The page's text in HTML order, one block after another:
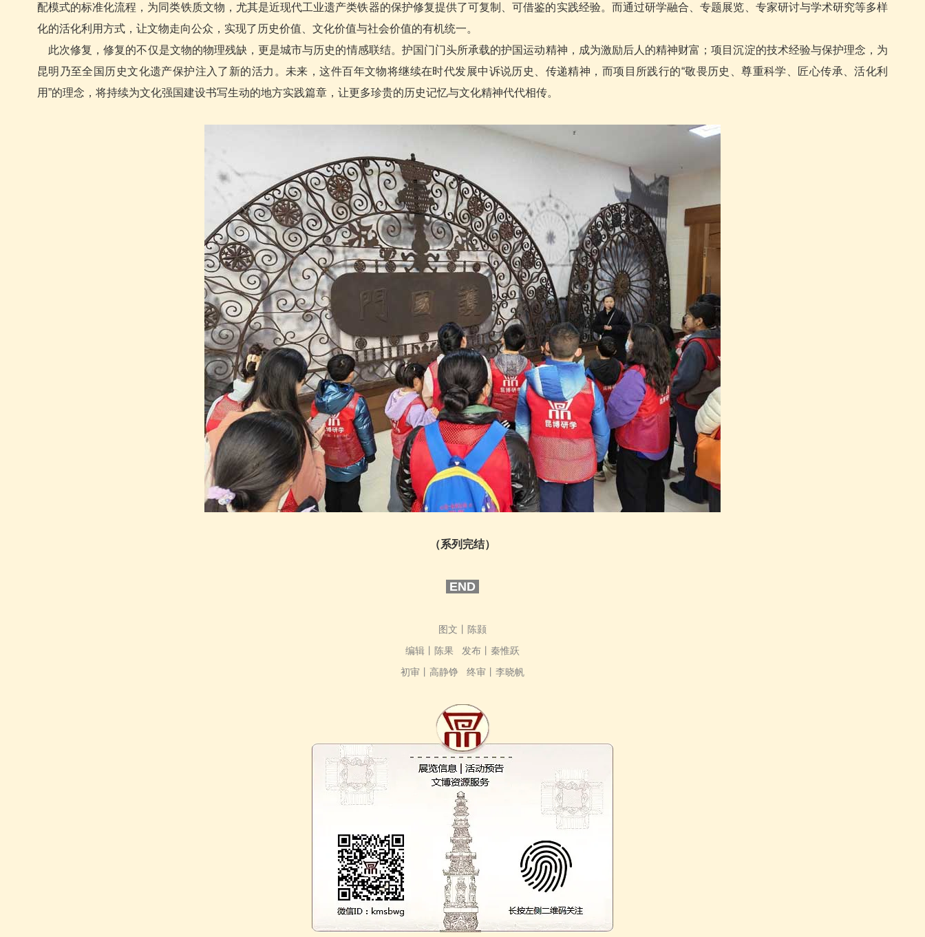
配模式的标准化流程，为同类铁质文物，尤其是近现代工业遗产类铁器的保护修复提供了可复制、可借鉴的实践经验。而通过研学融合、专题展览、专家研讨与学术研究等多样
化的活化利用方式，让文物走向公众，实现了历史价值、文化价值与社会价值的有机统一。
此次修复，修复的不仅是文物的物理残缺，更是城市与历史的情感联结。护国门门头所承载的护国运动精神，成为激励后人的精神财富；项目沉淀的技术经验与保护理念，为
昆明乃至全国历史文化遗产保护注入了新的活力。未来，这件百年文物将继续在时代发展中诉说历史、传递精神，而项目所践行的“敬畏历史、尊重科学、匠心传承、活化利
用”的理念，将持续为文化强国建设书写生动的地方实践篇章，让更多珍贵的历史记忆与文化精神代代相传。
（系列完结）
END
图文丨陈颢
编辑丨陈果 发布丨秦惟跃
初审丨高静铮 终审丨李晓帆